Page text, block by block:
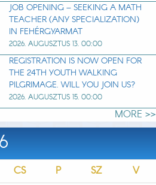
JOB OPENING – SEEKING A MATH
TEACHER (ANY SPECIALIZATION)
IN FEHÉRGYARMAT
2026. AUGUSZTUS 13. 00:00
REGISTRATION IS NOW OPEN FOR
THE 24TH YOUTH WALKING
PILGRIMAGE. WILL YOU JOIN US?
2026. AUGUSZTUS 15. 00:00
MORE >>
CS P SZ
V